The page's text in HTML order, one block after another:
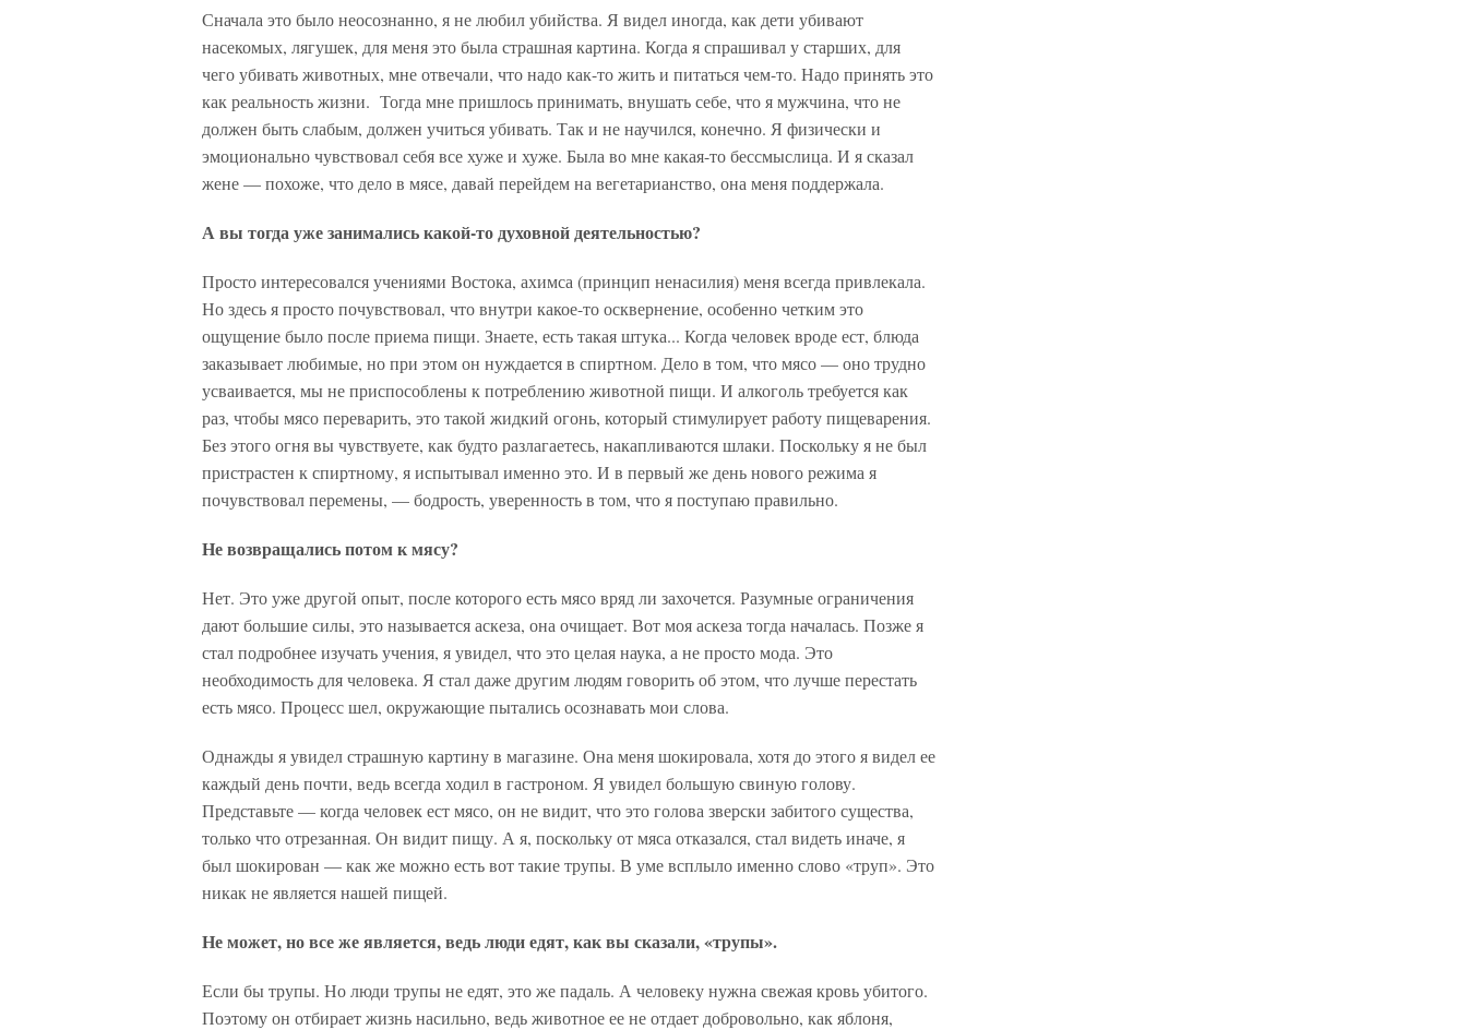
Сначала это было неосознанно, я не любил убийства. Я видел иногда, как дети убивают
насекомых, лягушек, для меня это была страшная картина. Когда я спрашивал у старших, для
чего убивать животных, мне отвечали, что надо как-то жить и питаться чем-то. Надо принять это
как реальность жизни. Тогда мне пришлось принимать, внушать себе, что я мужчина, что не
должен быть слабым, должен учиться убивать. Так и не научился, конечно. Я физически и
эмоционально чувствовал себя все хуже и хуже. Была во мне какая-то бессмыслица. И я сказал
жене — похоже, что дело в мясе, давай перейдем на вегетарианство, она меня поддержала.
А вы тогда уже занимались какой-то духовной деятельностью?
Просто интересовался учениями Востока, ахимса (принцип ненасилия) меня всегда привлекала.
Но здесь я просто почувствовал, что внутри какое-то осквернение, особенно четким это
ощущение было после приема пищи. Знаете, есть такая штука... Когда человек вроде ест, блюда
заказывает любимые, но при этом он нуждается в спиртном. Дело в том, что мясо — оно трудно
усваивается, мы не приспособлены к потреблению животной пищи. И алкоголь требуется как
раз, чтобы мясо переварить, это такой жидкий огонь, который стимулирует работу пищеварения.
Без этого огня вы чувствуете, как будто разлагаетесь, накапливаются шлаки. Поскольку я не был
пристрастен к спиртному, я испытывал именно это. И в первый же день нового режима я
почувствовал перемены, — бодрость, уверенность в том, что я поступаю правильно.
Не возвращались потом к мясу?
Нет. Это уже другой опыт, после которого есть мясо вряд ли захочется. Разумные ограничения
дают большие силы, это называется аскеза, она очищает. Вот моя аскеза тогда началась. Позже я
стал подробнее изучать учения, я увидел, что это целая наука, а не просто мода. Это
необходимость для человека. Я стал даже другим людям говорить об этом, что лучше перестать
есть мясо. Процесс шел, окружающие пытались осознавать мои слова.
Однажды я увидел страшную картину в магазине. Она меня шокировала, хотя до этого я видел ее
каждый день почти, ведь всегда ходил в гастроном. Я увидел большую свиную голову.
Представьте — когда человек ест мясо, он не видит, что это голова зверски забитого существа,
только что отрезанная. Он видит пищу. А я, поскольку от мяса отказался, стал видеть иначе, я
был шокирован — как же можно есть вот такие трупы. В уме всплыло именно слово «труп». Это
никак не является нашей пищей.
Не может, но все же является, ведь люди едят, как вы сказали, «трупы».
Если бы трупы. Но люди трупы не едят, это же падаль. А человеку нужна свежая кровь убитого.
Поэтому он отбирает жизнь насильно, ведь животное ее не отдает добровольно, как яблоня,